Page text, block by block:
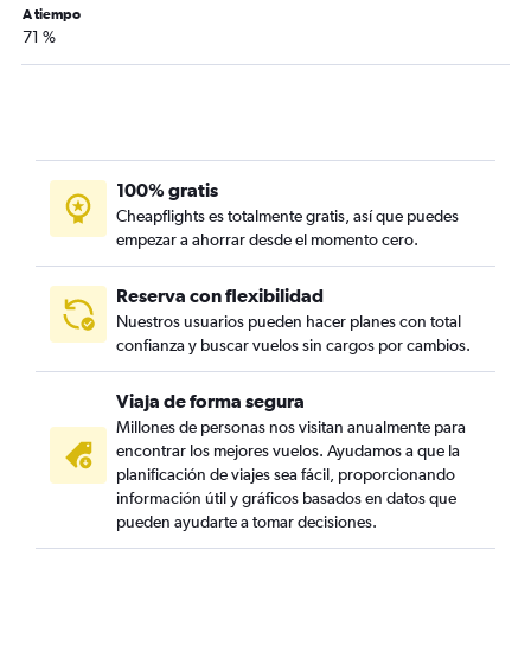
A tiempo
71 %
100% gratis
Cheapflights es totalmente gratis, así que puedes
empezar a ahorrar desde el momento cero.
Reserva con flexibilidad
Nuestros usuarios pueden hacer planes con total
confianza y buscar vuelos sin cargos por cambios.
Viaja de forma segura
Millones de personas nos visitan anualmente para
encontrar los mejores vuelos. Ayudamos a que la
planificación de viajes sea fácil, proporcionando
información útil y gráficos basados en datos que
pueden ayudarte a tomar decisiones.